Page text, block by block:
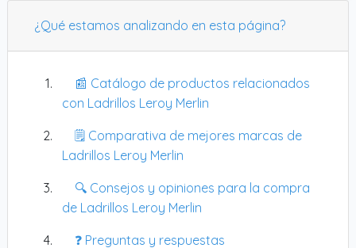
¿Qué estamos analizando en esta página?
📰 Catálogo de productos relacionados
con Ladrillos Leroy Merlin
🗒️ Comparativa de mejores marcas de
Ladrillos Leroy Merlin
🔍 Consejos y opiniones para la compra
de Ladrillos Leroy Merlin
❓ Preguntas y respuestas